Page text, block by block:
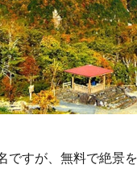
ですが、無料で絶景